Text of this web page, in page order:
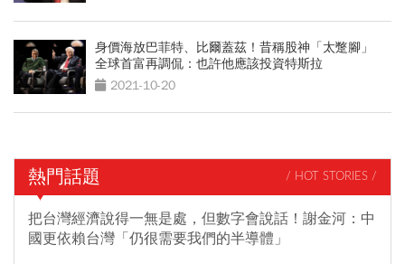
身價海放巴菲特、比爾蓋茲！昔稱股神「太蹩腳」
全球首富再調侃：也許他應該投資特斯拉
2021-10-20
熱門話題 / HOT STORIES /
把台灣經濟說得一無是處，但數字會說話！謝金河：中
國更依賴台灣「仍很需要我們的半導體」